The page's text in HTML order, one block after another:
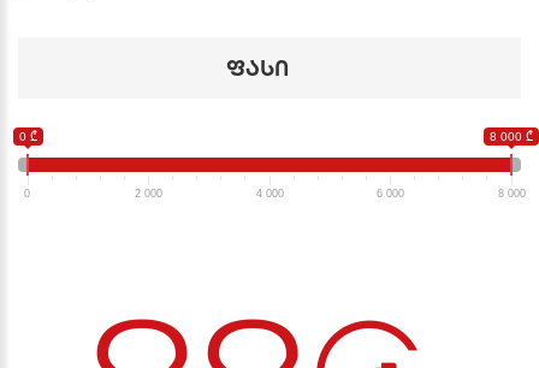
ფასი
0 ₾ 8 000 ₾
0 2 000 4 000 6 000 8 000